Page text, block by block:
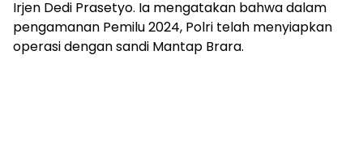
Irjen Dedi Prasetyo. Ia mengatakan bahwa dalam
pengamanan Pemilu 2024, Polri telah menyiapkan
operasi dengan sandi Mantap Brara.